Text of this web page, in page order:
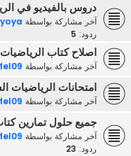
دروس بالفيديو في
آخر مشاركة بواسطة
ردود: 5
اصلاح كتاب
آخر مشاركة بواسطة
امتحانات الرياضيات
آخر مشاركة بواسطة
جميع حلول تمارين
آخر مشاركة بواسطة
ردود: 23